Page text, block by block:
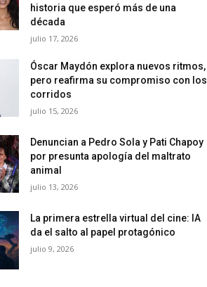
historia que esperó más de una
década
julio 17, 2026
Óscar Maydón explora nuevos ritmos,
pero reafirma su compromiso con los
corridos
julio 15, 2026
Denuncian a Pedro Sola y Pati Chapoy
por presunta apología del maltrato
animal
julio 13, 2026
La primera estrella virtual del cine: IA
da el salto al papel protagónico
julio 9, 2026